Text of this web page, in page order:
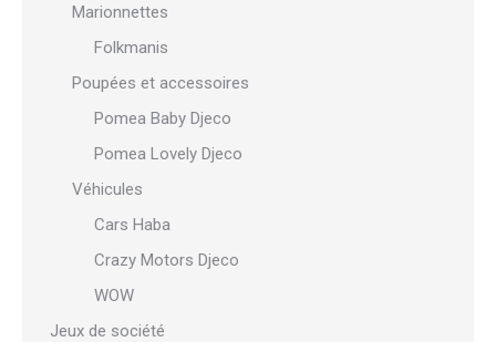
Marionnettes
Folkmanis
Poupées et accessoires
Pomea Baby Djeco
Pomea Lovely Djeco
Véhicules
Cars Haba
Crazy Motors Djeco
WOW
Jeux de société